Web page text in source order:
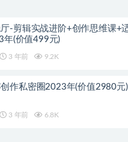
-剪辑实战进阶+创作思维课+
年(价值499元)
3 年前 9.2K
作私密圈2023年(价值2980元)
3 年前 6.8K